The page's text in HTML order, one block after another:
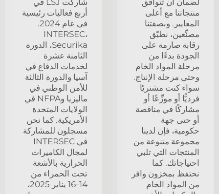
لضمان أن تتوافق
منتجاتنا مع أعلى
المعايير. وبصفتنا
مصنِّعين، نطبّق
رقابة صارمة على
الجودة بدءًا من
مرحلة المواد الخام
وحتى مرحلة الإنتاج.
سواء كنت مشتريًا
فرديًّا أو موزِّعًا أو
مشاركًا في مناقصة
أو حتى جهة
حكومية، فإن لدينا
مجموعة متنوعة من
المنتجات التي تلبي
احتياجاتك. كما
نحتفظ بمخزون وافر
من المواد الخام
شاركت LSJ في
أربع فعاليات رئيسية
في عام 2024.
INTERSEC،
Securika، الدورة
الثامنة عشرة
لخدمات الدفاع في
آسيا والدورة الثالثة
للأمن الوطني في
ماليزيا وNFPA في
الولايات المتحدة
الأمريكية. كما نحن
مسجلون للمشاركة
في INTERSEC
لمجال الكاميرات
الحرارية بالأشعة
تحت الحمراء من
14-16 يناير 2025،